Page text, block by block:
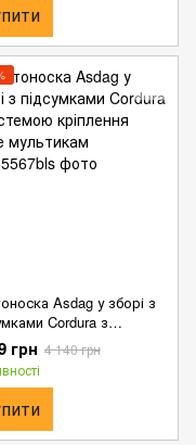
Asdag у зборі з
Cordura з
кріплення Molle
грн 4 140 грн